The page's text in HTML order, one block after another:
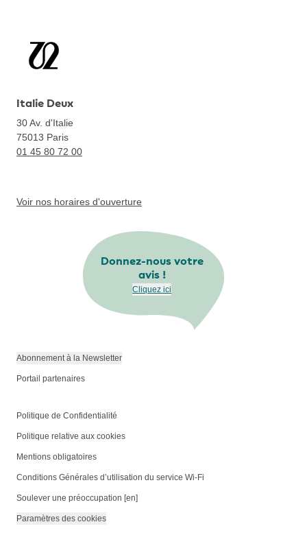
Italie Deux
30 Av. d'Italie
75013 Paris
01 45 80 72 00
Voir nos horaires d'ouverture
Donnez-nous votre
avis !
Cliquez ici
Abonnement à la Newsletter
Portail partenaires
Politique de Confidentialité
Politique relative aux cookies
Mentions obligatoires
Conditions Générales d’utilisation du service Wi-Fi
Soulever une préoccupation [en]
Paramètres des cookies